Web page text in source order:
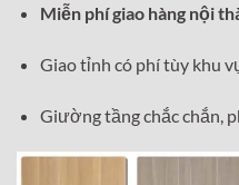
Miễn phí giao hàng nội
Giao tỉnh có phí tùy khu
Giường tầng chắc chắn,